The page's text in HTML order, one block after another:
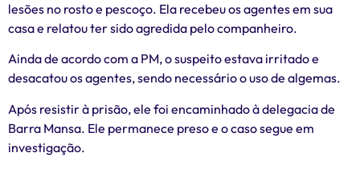
lesões no rosto e pescoço. Ela recebeu os agentes em sua
casa e relatou ter sido agredida pelo companheiro.
Ainda de acordo com a PM, o suspeito estava irritado e
desacatou os agentes, sendo necessário o uso de algemas.
Após resistir à prisão, ele foi encaminhado à delegacia de
Barra Mansa. Ele permanece preso e o caso segue em
investigação.